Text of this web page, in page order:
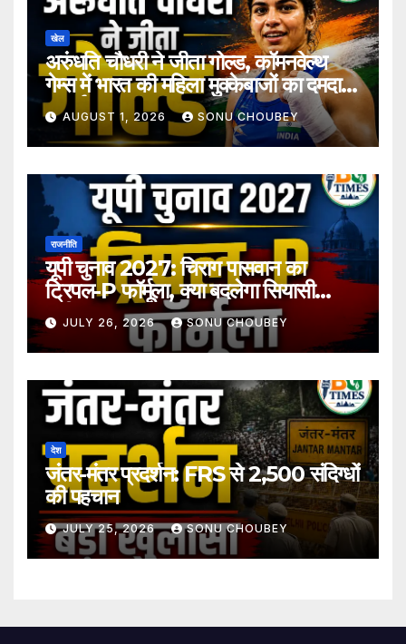
खेल
अरुंधति चौधरी ने जीता गोल्ड, कॉमनवेल्थ
गेम्स में भारत की महिला मुक्केबाजों का दमदार
प्रदर्शन
AUGUST 1, 2026 SONU CHOUBEY
राजनीति
यूपी चुनाव 2027: चिराग पासवान का
ट्रिपल-P फॉर्मूला, क्या बदलेगा सियासी
समीकरण?
JULY 26, 2026 SONU CHOUBEY
देश
जंतर-मंतर प्रदर्शन: FRS से 2,500 संदिग्धों
की पहचान
JULY 25, 2026 SONU CHOUBEY